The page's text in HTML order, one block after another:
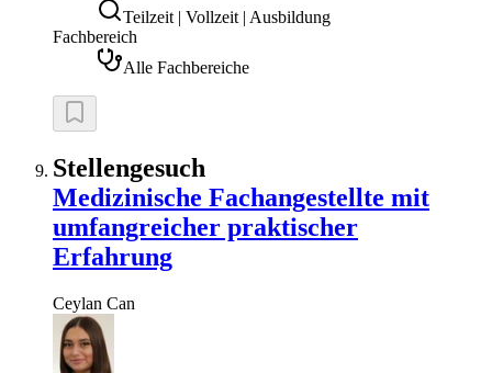
Teilzeit | Vollzeit | Ausbildung
Fachbereich
Alle Fachbereiche
Stellengesuch
Medizinische Fachangestellte mit
umfangreicher praktischer
Erfahrung
Ceylan Can